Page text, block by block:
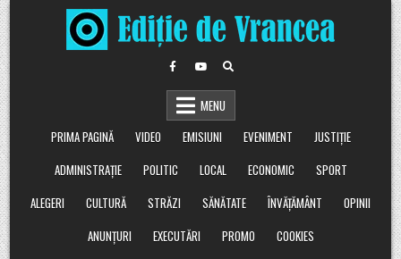
Skip
to
content
MENU
PRIMA PAGINĂ
VIDEO EMISIUNI EVENIMENT
JUSTIȚIE
ADMINISTRAȚIE
POLITIC LOCAL ECONOMIC
SPORT
ALEGERI
CULTURĂ STRĂZI SĂNĂTATE ÎNVĂȚĂMÂNT
OPINII
ANUNȚURI
EXECUTĂRI PROMO COOKIES